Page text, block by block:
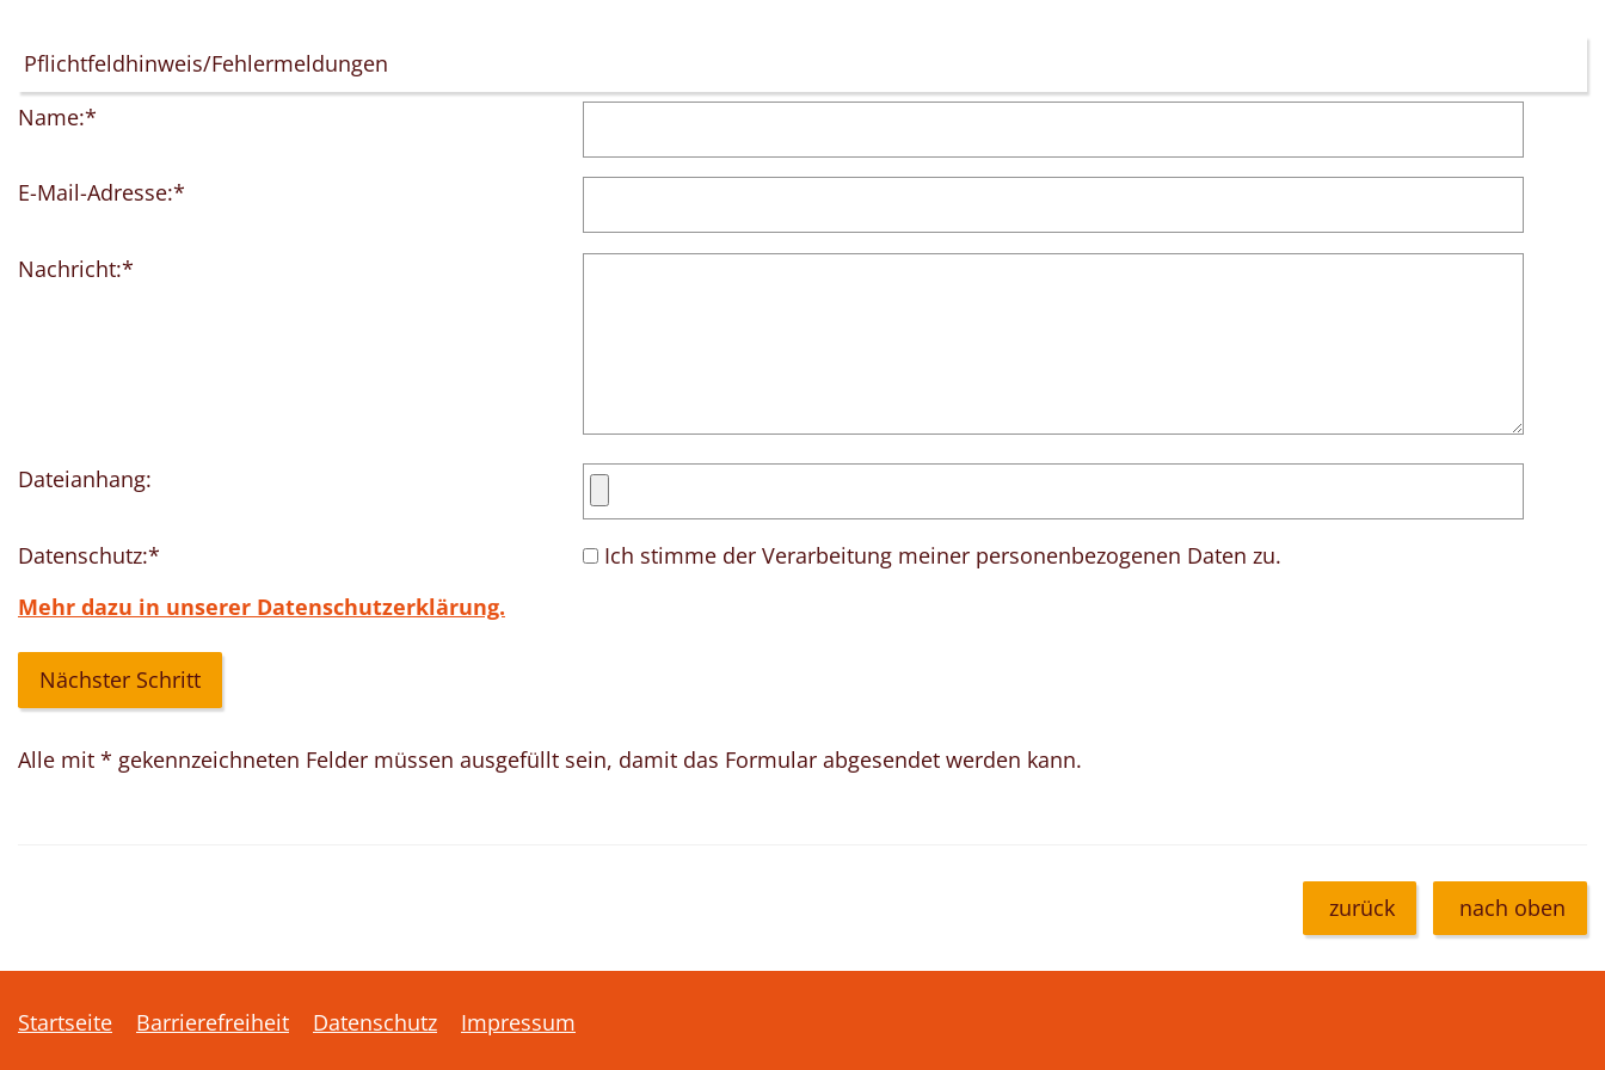
Name:*
E-Mail-Adresse:*
Nachricht:*
Dateianhang:
Datenschutz:*
Ich stimme der Verarbeitung meiner personenbezogenen Daten zu.
Mehr dazu in unserer Datenschutzerklärung.
Alle mit * gekennzeichneten Felder müssen ausgefüllt sein, damit das Formular abgesendet werden kann.
zurück nach oben
Startseite Barrierefreiheit Datenschutz Impressum